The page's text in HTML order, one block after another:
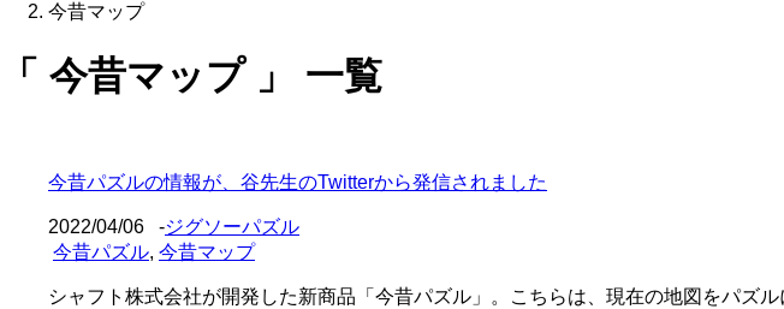
今昔マップ
「 今昔マップ 」 一覧
今昔パズルの情報が、谷先生のTwitterから発信されました
2022/04/06 -ジグソーパズル
今昔パズル, 今昔マップ
シャフト株式会社が開発した新商品「今昔パズル」。こちらは、現在の地図をパズ